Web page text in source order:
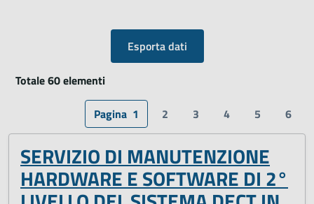
Esporta dati
Totale 60 elementi
Pagina 1 2 3 4 5 6
SERVIZIO DI MANUTENZIONE
HARDWARE E SOFTWARE DI 2°